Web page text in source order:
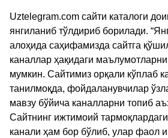
Uztelegram.com сайти каталоги
янгиланиб тўлдириб борилади.
алоҳида саҳифамизда сайтга
каналлар ҳақидаги
мумкин. Сайтимиз орқали кўплаб
танилмоқда, фойдаланувчилар
мавзу бўйича каналларни топиб
Сайтнинг ижтимоий
канали ҳам бор бўлиб, улар фаол